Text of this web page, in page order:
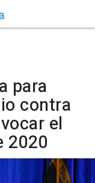
para
contra
el
2020